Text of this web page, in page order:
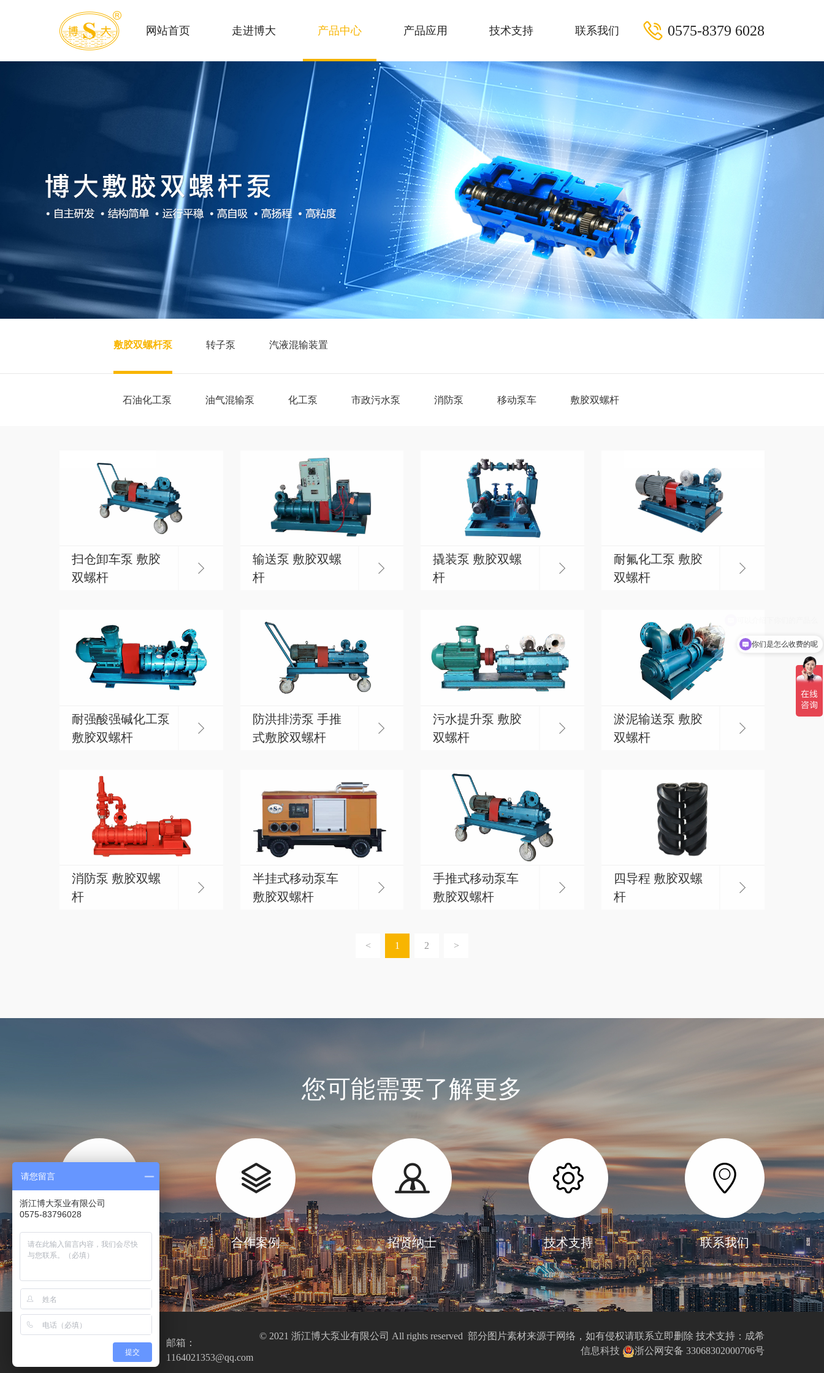
网站首页 走进博大 产品中心 产品应用 技术支持 联系我们 0575-8379 6028
敷胶双螺杆泵 转子泵 汽液混输装置
石油化工泵 油气混输泵 化工泵 市政污水泵 消防泵 移动泵车 敷胶双螺杆
扫仓卸车泵 敷胶
双螺杆
输送泵 敷胶双螺
杆
撬装泵 敷胶双螺
杆
耐氟化工泵 敷胶
双螺杆
耐强酸强碱化工泵
敷胶双螺杆
防洪排涝泵 手推
式敷胶双螺杆
污水提升泵 敷胶
双螺杆
淤泥输送泵 敷胶
双螺杆
消防泵 敷胶双螺
杆
半挂式移动泵车
敷胶双螺杆
手推式移动泵车
敷胶双螺杆
四导程 敷胶双螺
杆
< 1 2 >
您可能需要了解更多
厂房设备 合作案例 招贤纳士 技术支持 联系我们
0575-8379
6028
邮箱：
1164021353@qq.com
© 2021 浙江博大泵业有限公司 All rights reserved 部分图片素材来源于网络，如有侵权请联系立即删除 技术支持： 成希
信息科技
浙公网安备 33068302000706号
你们是怎么收费的呢
请您留言
浙江博大泵业有限公司
0575-83796028
提交